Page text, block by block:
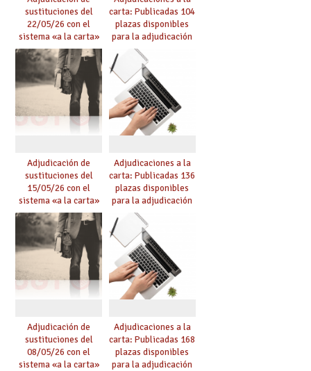
sustituciones del
22/05/26 con el
sistema «a la carta»
conseguido con el
Acuerdo de Mejoras
carta: Publicadas 104
plazas disponibles
para la adjudicación
de mañana y abierto
plazo de solicitudes
Adjudicación de
sustituciones del
15/05/26 con el
sistema «a la carta»
conseguido con el
Acuerdo de Mejoras
Adjudicaciones a la
carta: Publicadas 136
plazas disponibles
para la adjudicación
de mañana y abierto
plazo de solicitudes
Adjudicación de
sustituciones del
08/05/26 con el
sistema «a la carta»
Adjudicaciones a la
carta: Publicadas 168
plazas disponibles
para la adjudicación